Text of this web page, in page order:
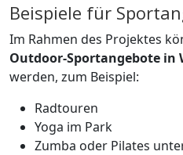
Beispiele für
Im Rahmen des Projektes
Outdoor-Sportangebote in
werden, zum Beispiel:
Radtouren
Yoga im Park
Zumba oder Pilates